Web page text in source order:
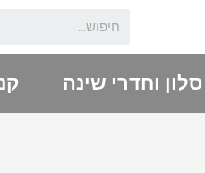
סלון וחדרי שינה